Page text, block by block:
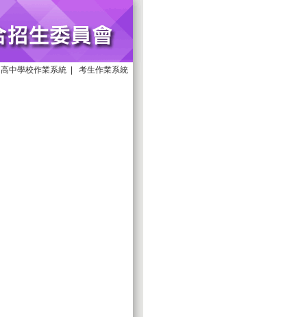
高中學校作業系統 考生作業系統